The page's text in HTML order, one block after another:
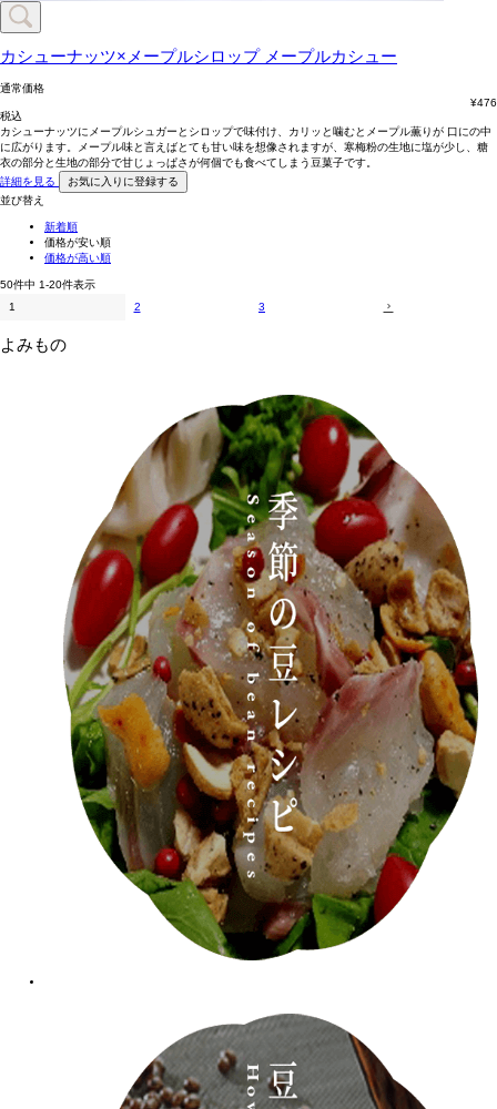
カシューナッツ×メープルシロップ メープルカシュー
通常価格
¥476
税込
カシューナッツにメープルシュガーとシロップで味付け、カリッと噛むとメープル薫りが 口にの中
に広がります。メープル味と言えばとても甘い味を想像されますが、寒梅粉の生地に塩が少し、糖
衣の部分と生地の部分で甘じょっぱさが何個でも食べてしまう豆菓子です。
詳細を見る
お気に入りに登録する
並び替え
新着順
価格が安い順
価格が高い順
50件中 1-20件表示
1
2 3
よみもの